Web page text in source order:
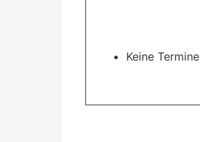
Keine Termine